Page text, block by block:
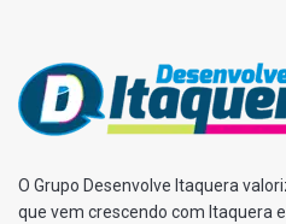
O Grupo Desenvolve Itaquera
que vem crescendo com Itaquera